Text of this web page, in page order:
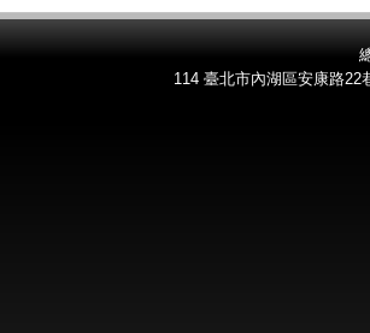
114 臺北市內湖區安康路22